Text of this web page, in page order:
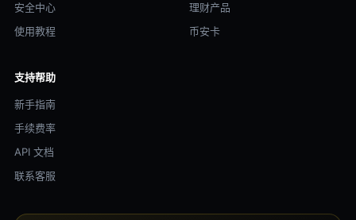
安全中心
使用教程
理财产品
币安卡
支持帮助
新手指南
手续费率
API 文档
联系客服